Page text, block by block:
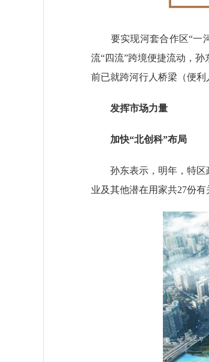
要实现河套合作区“一河
流“四流”跨境便捷流动，
前已就跨河行人桥梁（便
发挥市场力量
加快“北创科”布局
孙东表示，明年，特区政
业及其他潜在用家共27份